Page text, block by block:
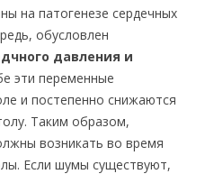
на патогенезе сердечных
обусловлен
давления и
эти переменные
и постепенно снижаются
Таким образом,
возникать во время
Если шумы существуют,